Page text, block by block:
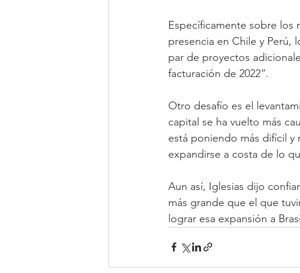
Específicamente sobre los
presencia en Chile y Perú,
par de proyectos
facturación de 2022”.
Otro desafío es el
capital se ha vuelto más
está poniendo más difícil y
expandirse a costa de lo
Aun así, Iglesias dijo
más grande que el que
lograr esa expansión a